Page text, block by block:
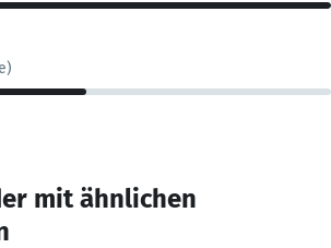
mit ähnlichen